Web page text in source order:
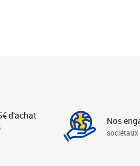
d'achat Nos
sociétaux